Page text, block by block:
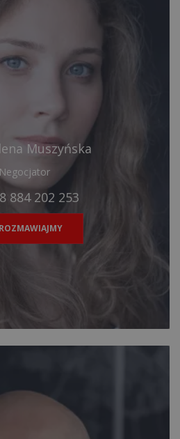
Muszyńska
Negocjator
884 202 253